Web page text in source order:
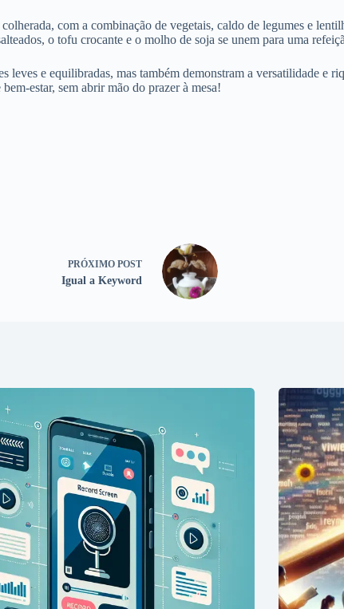
com a combinação de vegetais, caldo de legumes e
o tofu crocante e o molho de soja se unem para uma
leves e equilibradas, mas também demonstram a versatilidade e
estar, sem abrir mão do prazer à mesa!
PRÓXIMO POST
Igual a Keyword